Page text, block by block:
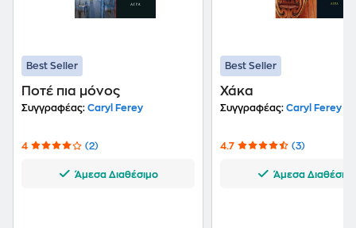
Best Seller
Ποτέ πια μόνος
Συγγραφέας: Caryl Ferey
4 (2)
Άμεσα Διαθέσιμο
Best Seller
Χάκα
Συγγραφέας: Caryl Ferey
4.7 (3)
Άμεσα Διαθέσιμο